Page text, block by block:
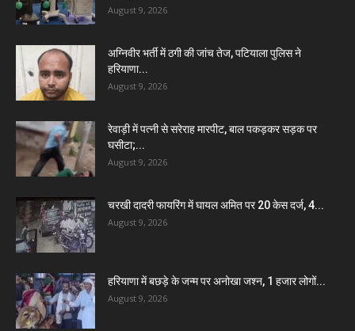
August 9, 2026
अग्निवीर भर्ती में ठगी की जांच तेज, पटियाला पुलिस ने
हरियाणा...
August 9, 2026
रेवाड़ी में पत्नी से सरेराह मारपीट, बाल पकड़कर सड़क पर
घसीटा;...
August 9, 2026
चरखी दादरी फायरिंग में घायल अमित पर 20 केस दर्ज, 4...
August 9, 2026
हरियाणा में बछड़े के जन्म पर अनोखा जश्न, 1 हजार लोगों...
August 9, 2026